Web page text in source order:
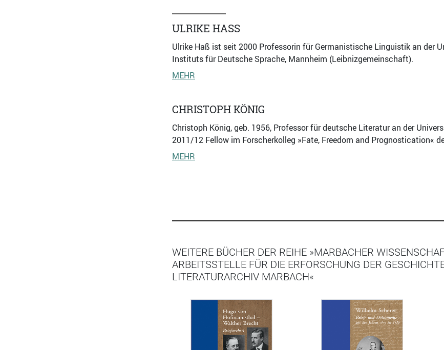
ULRIKE HASS
Ulrike Haß ist seit 2000 Professorin für Germanistische Linguistik an der
Instituts für Deutsche Sprache, Mannheim (Leibnizgemeinschaft).
MEHR
CHRISTOPH KÖNIG
Christoph König, geb. 1956, Professor für deutsche Literatur an der
2011/12 Fellow im Forscherkolleg »Fate, Freedom and Prognostication«
MEHR
WEITERE BÜCHER DER REIHE »MARBACHER
ARBEITSSTELLE FÜR DIE ERFORSCHUNG DER
LITERATURARCHIV MARBACH«